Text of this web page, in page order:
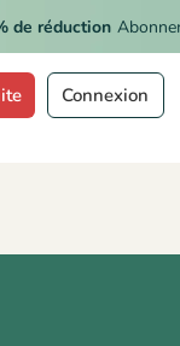
réduction
Connexion